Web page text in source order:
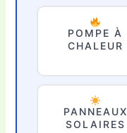
POMPE À
CHALEUR
PANNEAUX
SOLAIRES